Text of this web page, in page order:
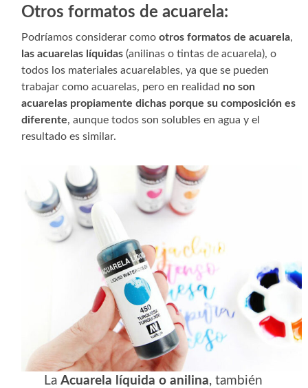
Otros formatos de acuarela:
Podríamos considerar comootros formatos de acuarela,
las acuarelas líquidas(anilinas o tintas de acuarela), o
todos los materiales acuarelables, ya que se pueden
trabajar como acuarelas, pero en realidad no son
acuarelas propiamente dichas porque su composición es
diferente, aunque todos son solubles en agua y el
resultado es similar.
La Acuarela líquida o anilina, también